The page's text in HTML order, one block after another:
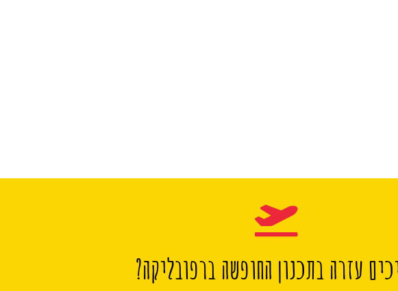
עזרה בתכנון החופשה ברפובליקה?